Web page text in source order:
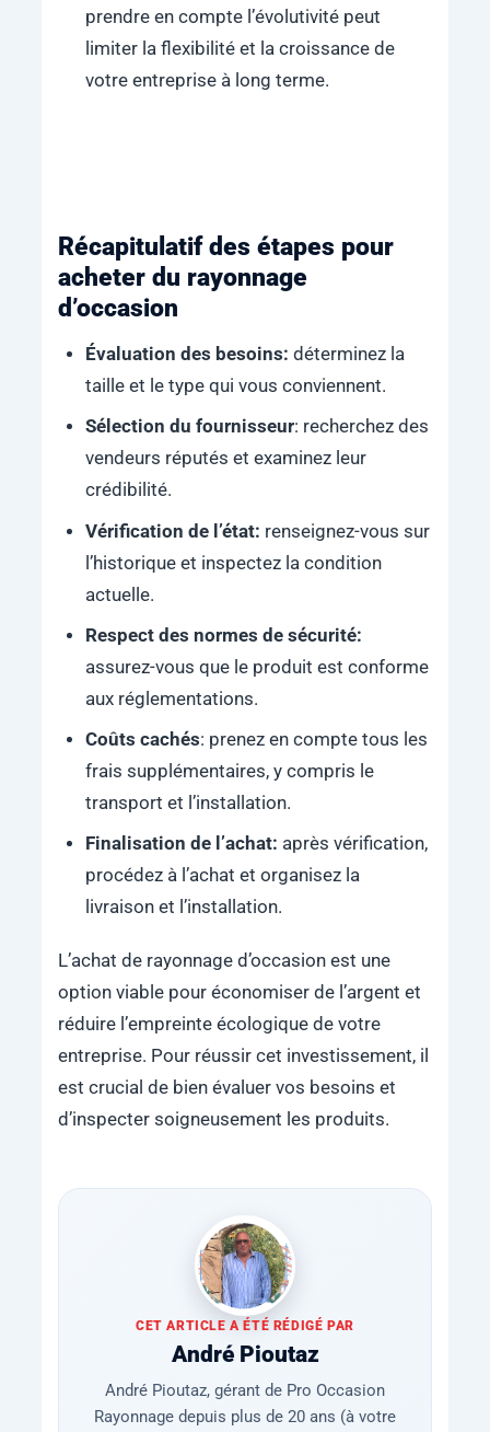
prendre en compte l’évolutivité peut
limiter la flexibilité et la croissance de
votre entreprise à long terme.
Récapitulatif des étapes pour
acheter du rayonnage
d’occasion
Évaluation des besoins: déterminez la
taille et le type qui vous conviennent.
Sélection du fournisseur: recherchez des
vendeurs réputés et examinez leur
crédibilité.
Vérification de l’état: renseignez-vous sur
l’historique et inspectez la condition
actuelle.
Respect des normes de sécurité:
assurez-vous que le produit est conforme
aux réglementations.
Coûts cachés: prenez en compte tous les
frais supplémentaires, y compris le
transport et l’installation.
Finalisation de l’achat: après vérification,
procédez à l’achat et organisez la
livraison et l’installation.
L’achat de rayonnage d’occasion est une
option viable pour économiser de l’argent et
réduire l’empreinte écologique de votre
entreprise. Pour réussir cet investissement, il
est crucial de bien évaluer vos besoins et
d’inspecter soigneusement les produits.
CET ARTICLE A ÉTÉ RÉDIGÉ PAR
André Pioutaz
André Pioutaz, gérant de Pro Occasion
Rayonnage depuis plus de 20 ans (à votre